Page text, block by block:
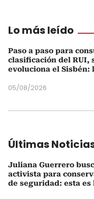
Lo más leído
Paso a paso para
clasificación del RUI,
evoluciona el Sisbén:
05/08/2026
Últimas
Juliana Guerrero
activista para
de seguridad: esta es